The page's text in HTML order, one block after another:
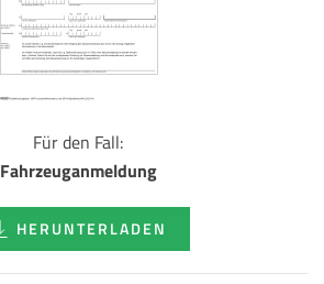
Für den Fall:
Fahrzeuganmeldung
HERUNTERLADEN